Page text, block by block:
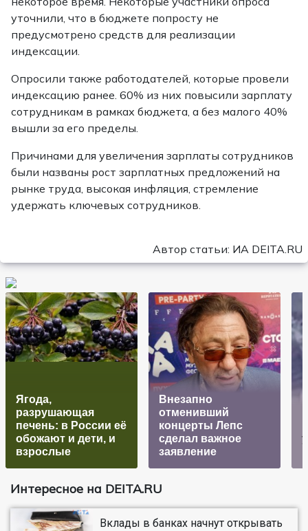
уточнили, что в бюджете попросту не
предусмотрено средств для реализации
индексации.
Опросили также работодателей, которые провели
индексацию ранее. 60% из них повысили зарплату
сотрудникам в рамках бюджета, а без малого 40%
вышли за его пределы.
Причинами для увеличения зарплаты сотрудников
были названы рост зарплатных предложений на
рынке труда, высокая инфляция, стремление
удержать ключевых сотрудников.
Автор статьи: ИА DEITA.RU
Ягода,
разрушающая
печень: в России её
обожают и дети, и
взрослые
Внезапно
отменивший
концерты Лепс
сделал важное
заявление
Интересное на DEITA.RU
Вклады в банках начнут открывать